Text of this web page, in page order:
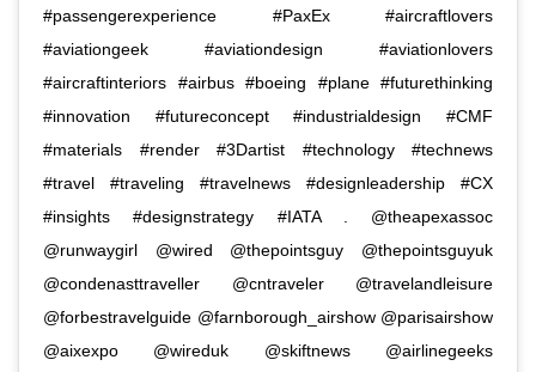
#passengerexperience #PaxEx #aircraftlovers
#aviationgeek #aviationdesign #aviationlovers
#aircraftinteriors #airbus #boeing #plane #futurethinking
#innovation #futureconcept #industrialdesign #CMF
#materials #render #3Dartist #technology #technews
#travel #traveling #travelnews #designleadership #CX
#insights #designstrategy #IATA . @theapexassoc
@runwaygirl @wired @thepointsguy @thepointsguyuk
@condenasttraveller @cntraveler @travelandleisure
@forbestravelguide @farnborough_airshow @parisairshow
@aixexpo @wireduk @skiftnews @airlinegeeks